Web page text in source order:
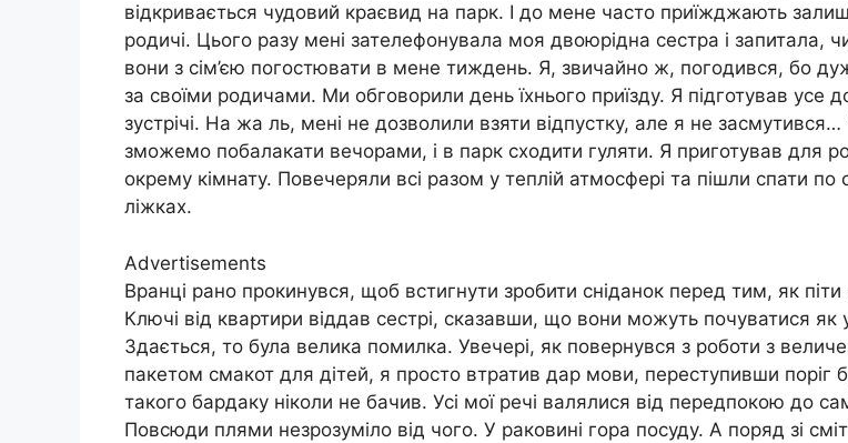
відкривається чудовий краєвид на парк. І до мене часто приїжджають
родичі. Цього разу мені зателефонувала моя двоюрідна сестра і запитала,
вони з сім’єю погостювати в мене тиждень. Я, звичайно ж, погодився, бо
за своїми родичами. Ми обговорили день їхнього приїзду. Я підготував усе до
зустрічі. На жа ль, мені не дозволили взяти відпустку, але я не засмутився…
зможемо побалакати вечорами, і в парк сходити гуляти. Я приготував для
окрему кімнату. Повечеряли всі разом у теплій атмосфері та пішли спати по
ліжках.
Advertisements
Вранці рано прокинувся, щоб встигнути зробити сніданок перед тим, як піти
Ключі від квартири віддав сестрі, сказавши, що вони можуть почуватися як
Здається, то була велика помилка. Увечері, як повернувся з роботи з
пакетом смакот для дітей, я просто втратив дар мови, переступивши поріг
такого бардаку ніколи не бачив. Усі мої речі валялися від передпокою до
Повсюди плями незрозуміло від чого. У раковині гора посуду. А поряд зі